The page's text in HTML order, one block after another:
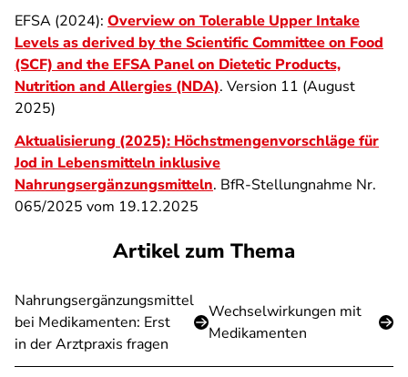
EFSA (2024): Overview on Tolerable Upper Intake
Levels as derived by the Scientific Committee on Food
(SCF) and the EFSA Panel on Dietetic Products,
Nutrition and Allergies (NDA). Version 11 (August
2025)
Aktualisierung (2025): Höchstmengenvorschläge für
Jod in Lebensmitteln inklusive
Nahrungsergänzungsmitteln. BfR-Stellungnahme Nr.
065/2025 vom 19.12.2025
Artikel zum Thema
Nahrungsergänzungsmittel
bei Medikamenten: Erst
in der Arztpraxis fragen
Wechselwirkungen mit
Medikamenten